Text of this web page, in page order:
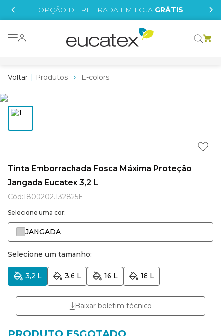
OPÇÃO DE RETIRADA EM LOJA GRÁTIS
Produtos E-colors
Tinta Emborrachada Fosca Máxima Proteção
Jangada Eucatex 3,2 L
Cód:1800202.132825E
Selecione uma cor:
JANGADA
Selecione um tamanho:
3,2 L 3,6 L 16 L 18 L
Baixar boletim técnico
tinta